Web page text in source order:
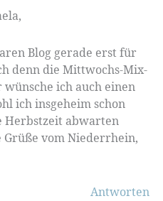
Blog gerade erst für
denn die Mittwochs-Mix-
wünsche ich auch einen
ich insgeheim schon
Herbstzeit abwarten
vom Niederrhein,
Antworten